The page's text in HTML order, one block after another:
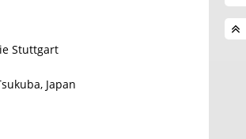
Stuttgart
Japan